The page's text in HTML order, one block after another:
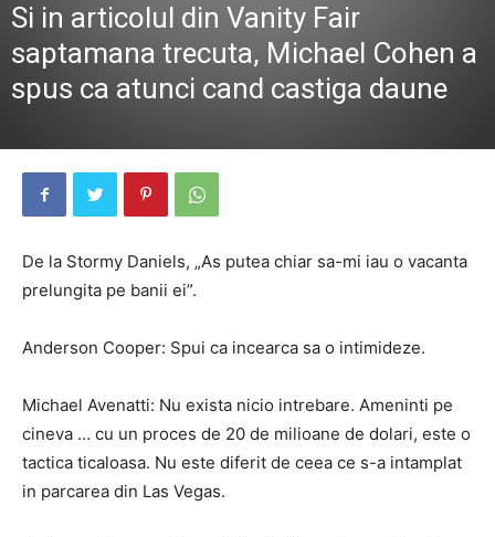
Si in articolul din Vanity Fair
saptamana trecuta, Michael Cohen a
spus ca atunci cand castiga daune
De la Stormy Daniels, „As putea chiar sa-mi iau o vacanta
prelungita pe banii ei”.
Anderson Cooper: Spui ca incearca sa o intimideze.
Michael Avenatti: Nu exista nicio intrebare. Ameninti pe
cineva … cu un proces de 20 de milioane de dolari, este o
tactica ticaloasa. Nu este diferit de ceea ce s-a intamplat
in parcarea din Las Vegas.